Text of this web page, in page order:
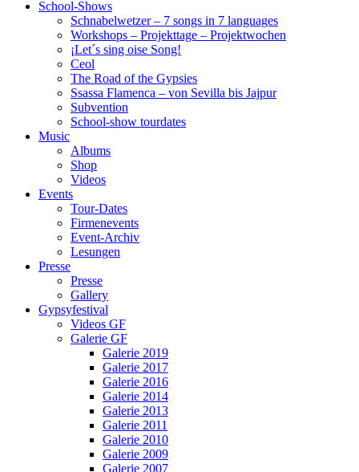
School-Shows
Schnabelwetzer – 7 songs in 7 languages
Workshops – Projekttage – Projektwochen
¡Let´s sing oise Song!
Ceol
The Road of the Gypsies
Ssassa Flamenca – von Sevilla bis Jajpur
Subvention
School-show tourdates
Music
Albums
Shop
Videos
Events
Tour-Dates
Firmenevents
Event-Archiv
Lesungen
Presse
Presse
Gallery
Gypsyfestival
Videos GF
Galerie GF
Galerie 2019
Galerie 2017
Galerie 2016
Galerie 2014
Galerie 2013
Galerie 2011
Galerie 2010
Galerie 2009
Galerie 2007